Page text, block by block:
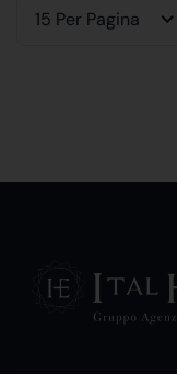
15 Per Pagina